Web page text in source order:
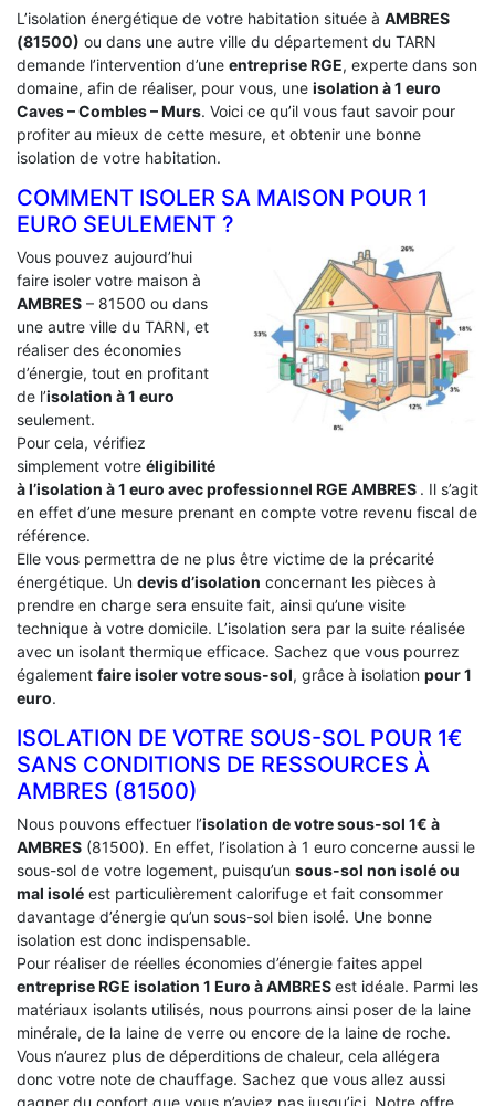
L’isolation énergétique de votre habitation située à AMBRES
(81500) ou dans une autre ville du département du TARN
demande l’intervention d’une entreprise RGE, experte dans son
domaine, afin de réaliser, pour vous, une isolation à 1 euro
Caves – Combles – Murs. Voici ce qu’il vous faut savoir pour
profiter au mieux de cette mesure, et obtenir une bonne
isolation de votre habitation.
COMMENT ISOLER SA MAISON POUR 1
EURO SEULEMENT ?
Vous pouvez aujourd’hui
faire isoler votre maison à
AMBRES – 81500 ou dans
une autre ville du TARN, et
réaliser des économies
d’énergie, tout en profitant
de l’isolation à 1 euro
seulement.
Pour cela, vérifiez
simplement votre éligibilité
à l’isolation à 1 euro avec professionnel RGE AMBRES . Il s’agit
en effet d’une mesure prenant en compte votre revenu fiscal de
référence.
Elle vous permettra de ne plus être victime de la précarité
énergétique. Un devis d’isolation concernant les pièces à
prendre en charge sera ensuite fait, ainsi qu’une visite
technique à votre domicile. L’isolation sera par la suite réalisée
avec un isolant thermique efficace. Sachez que vous pourrez
également faire isoler votre sous-sol, grâce à isolation pour 1
euro.
ISOLATION DE VOTRE SOUS-SOL POUR 1€
SANS CONDITIONS DE RESSOURCES À
‎AMBRES (81500)
Nous pouvons effectuer l’isolation de votre sous-sol 1€ à
AMBRES (81500). En effet, l’isolation à 1 euro concerne aussi le
sous-sol de votre logement, puisqu’un sous-sol non isolé ou
mal isolé est particulièrement calorifuge et fait consommer
davantage d’énergie qu’un sous-sol bien isolé. Une bonne
isolation est donc indispensable.
Pour réaliser de réelles économies d’énergie faites appel
entreprise RGE isolation 1 Euro à AMBRESest idéale. Parmi les
matériaux isolants utilisés, nous pourrons ainsi poser de la laine
minérale, de la laine de verre ou encore de la laine de roche.
Vous n’aurez plus de déperditions de chaleur, cela allégera
donc votre note de chauffage. Sachez que vous allez aussi
gagner du confort que vous n’aviez pas jusqu’ici. Notre offre,